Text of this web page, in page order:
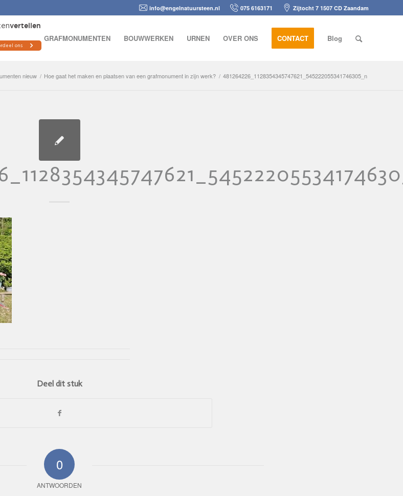
info@engelnatuursteen.nl 075 6163171 Zijtocht 7 1507 CD Zaandam
GRAFMONUMENTEN BOUWWERKEN URNEN OVER ONS CONTACT Blog
nieuw / Hoe gaat het maken en plaatsen van een grafmonument in zijn werk? / 481264226_1128354345747621_545222055341746305_n
Deel dit stuk
0
ANTWOORDEN